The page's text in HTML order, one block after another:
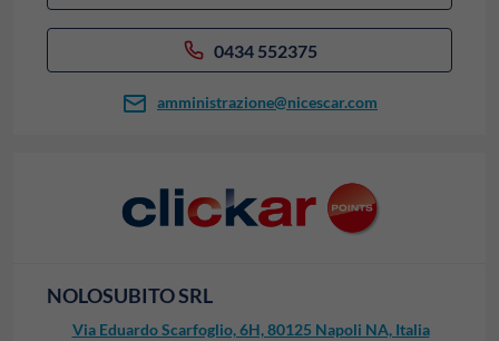
0434 552375
amministrazione@nicescar.com
NOLOSUBITO SRL
Via Eduardo Scarfoglio, 6H, 80125 Napoli NA, Italia